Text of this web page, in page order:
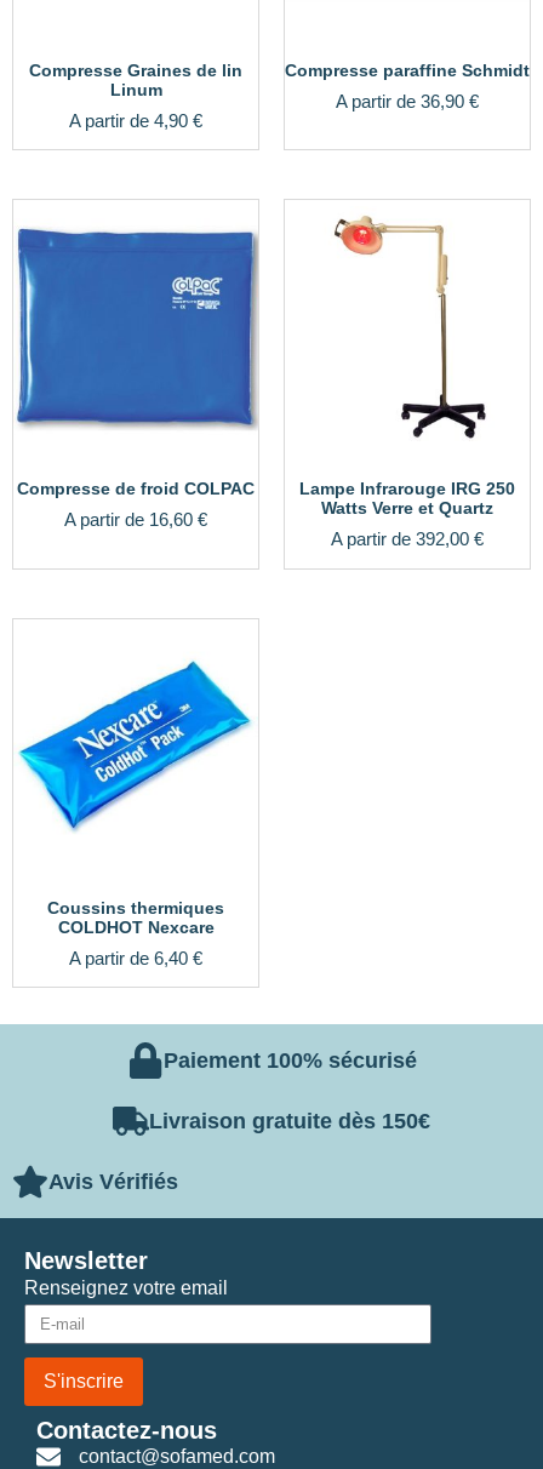
Compresse Graines de lin
Linum
A partir de 4,90 €
Compresse paraffine Schmidt
A partir de 36,90 €
Compresse de froid COLPAC
A partir de 16,60 €
Lampe Infrarouge IRG 250
Watts Verre et Quartz
A partir de 392,00 €
Coussins thermiques
COLDHOT Nexcare
A partir de 6,40 €
Paiement 100% sécurisé
Livraison gratuite dès 150€
Avis Vérifiés
Renseignez votre email
S'inscrire
Newsletter
Contactez-nous
contact@sofamed.com